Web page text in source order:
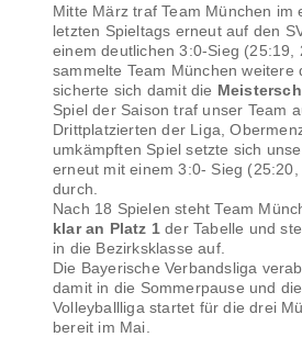
Mitte März traf Team München im
letzten Spieltags erneut auf den
einem deutlichen 3:0-Sieg (25:19,
sammelte Team München weitere
sicherte sich damit die
Spiel der Saison traf unser Team
Drittplatzierten der Liga,
umkämpften Spiel setzte sich
erneut mit einem 3:0- Sieg
durch.
Nach 18 Spielen steht Team
klar an Platz 1der Tabelle und
in die Bezirksklasse auf.
Die Bayerische Verbandsliga
damit in die Sommerpause und
Volleyballliga startet für die drei
bereit im Mai.